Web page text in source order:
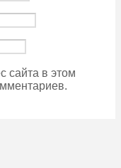
сайта в этом